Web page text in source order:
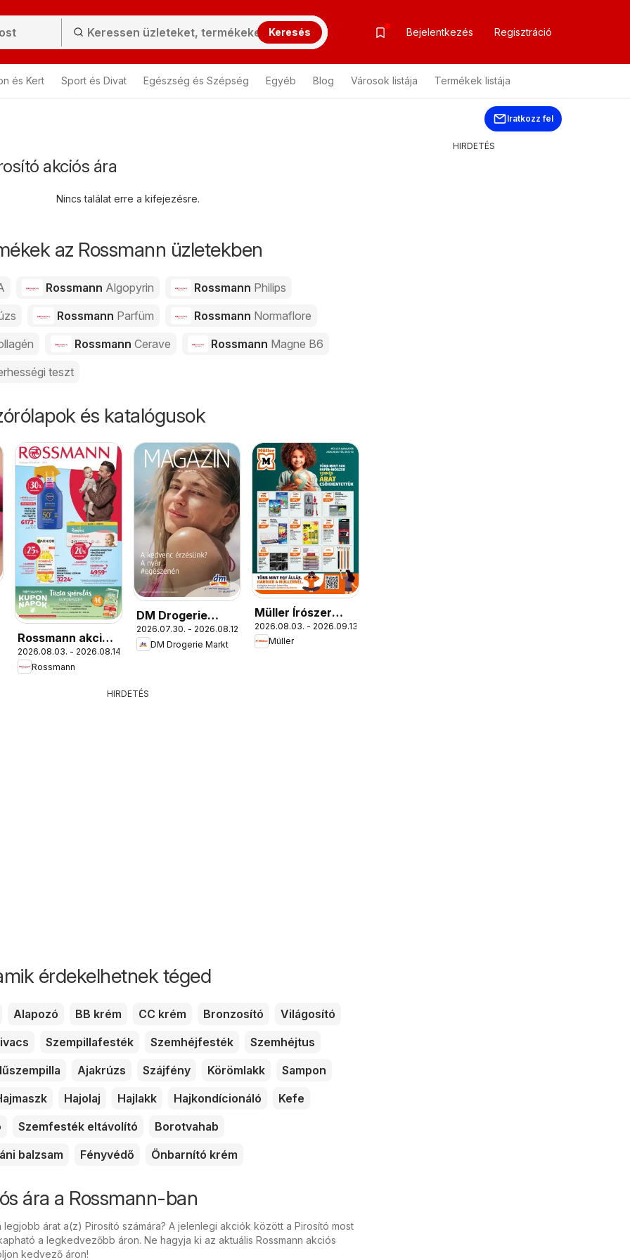
Keresés Bejelentkezés Regisztráció
és Kert Sport és Divat Egészség és Szépség Egyéb Blog Városok listája Termékek listája
Iratkozz fel
akciós ára
Nincs találat erre a kifejezésre.
az Rossmann üzletekben
Rossmann Algopyrin Rossmann Philips
Rossmann Parfüm Rossmann Normaflore
Rossmann Cerave Rossmann Magne B6
teszt
és katalógusok
Rossmann akciós
újság
2026.08.03. - 2026.08.14.
Rossmann
DM Drogerie
Markt akciós
újság
2026.07.30. - 2026.08.12.
DM Drogerie Markt
Müller Írószer
ajánlatok
2026.08.03. - 2026.09.13.
Müller
HIRDETÉS
érdekelhetnek téged
Alapozó BB krém CC krém Bronzosító
Világosító
Szempillafesték Szemhéjfesték
Szemhéjtus
Ajakrúzs Szájfény Körömlakk
Sampon
Hajolaj Hajlakk Hajkondícionáló
Kefe
Szemfesték eltávolító
Borotvahab
balzsam
Fényvédő Önbarnító krém
ára a Rossmann-ban
legjobb árat a(z) Pirosító számára? A jelenlegi akciók között a Pirosító most
a legkedvezőbb áron. Ne hagyja ki az aktuális Rossmann akciós
kedvező áron!
HIRDETÉS